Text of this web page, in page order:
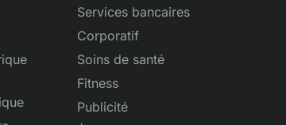
Services bancaires
Corporatif
Soins de santé
Fitness
Publicité